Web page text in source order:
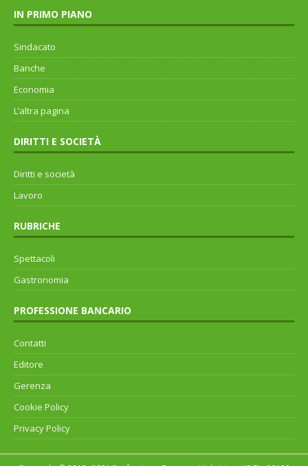
IN PRIMO PIANO
Sindacato
Banche
Economia
L’altra pagina
DIRITTI E SOCIETÀ
Diritti e società
Lavoro
RUBRICHE
Spettacoli
Gastronomia
PROFESSIONE BANCARIO
Contatti
Editore
Gerenza
Cookie Policy
Privacy Policy